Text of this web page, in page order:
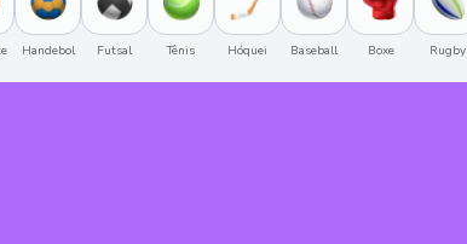
Handebol Futsal Tênis Hóquei Baseball Boxe Rugby